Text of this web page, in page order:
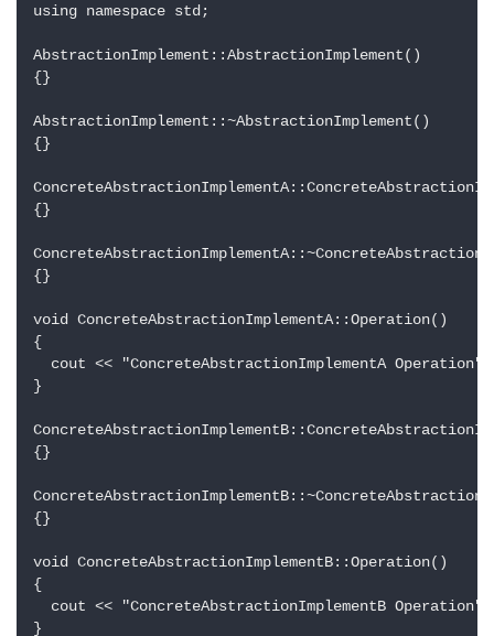
using namespace std;
AbstractionImplement::AbstractionImplement()
{}
AbstractionImplement::~AbstractionImplement()
{}
{}
{}
void ConcreteAbstractionImplementA::Operation()
{
cout << "ConcreteAbstractionImplementA Operation"
}
{}
{}
void ConcreteAbstractionImplementB::Operation()
{
cout << "ConcreteAbstractionImplementB Operation"